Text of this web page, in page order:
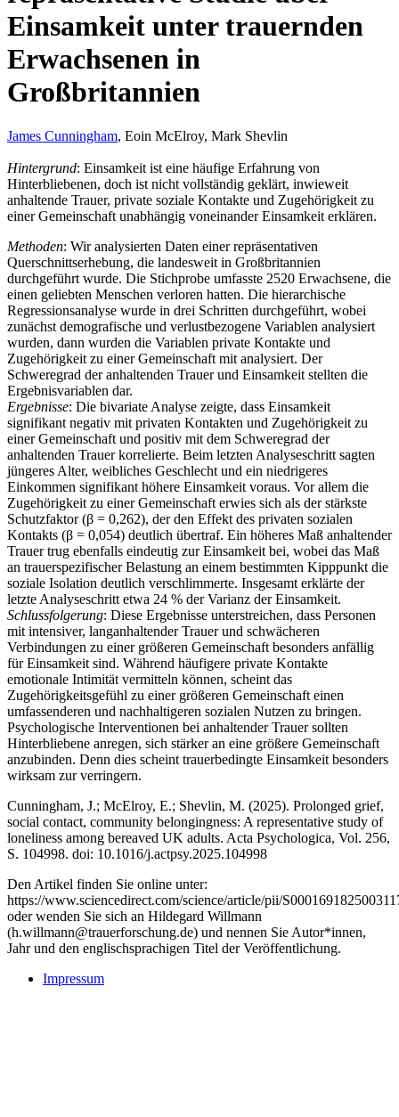
Einsamkeit unter trauernden
Erwachsenen in
Großbritannien
James Cunningham, Eoin McElroy, Mark Shevlin
Hintergrund: Einsamkeit ist eine häufige Erfahrung von
Hinterbliebenen, doch ist nicht vollständig geklärt, inwieweit
anhaltende Trauer, private soziale Kontakte und Zugehörigkeit zu
einer Gemeinschaft unabhängig voneinander Einsamkeit erklären.
Methoden: Wir analysierten Daten einer repräsentativen
Querschnittserhebung, die landesweit in Großbritannien
durchgeführt wurde. Die Stichprobe umfasste 2520 Erwachsene, die
einen geliebten Menschen verloren hatten. Die hierarchische
Regressionsanalyse wurde in drei Schritten durchgeführt, wobei
zunächst demografische und verlustbezogene Variablen analysiert
wurden, dann wurden die Variablen private Kontakte und
Zugehörigkeit zu einer Gemeinschaft mit analysiert. Der
Schweregrad der anhaltenden Trauer und Einsamkeit stellten die
Ergebnisvariablen dar.
Ergebnisse: Die bivariate Analyse zeigte, dass Einsamkeit
signifikant negativ mit privaten Kontakten und Zugehörigkeit zu
einer Gemeinschaft und positiv mit dem Schweregrad der
anhaltenden Trauer korrelierte. Beim letzten Analyseschritt sagten
jüngeres Alter, weibliches Geschlecht und ein niedrigeres
Einkommen signifikant höhere Einsamkeit voraus. Vor allem die
Zugehörigkeit zu einer Gemeinschaft erwies sich als der stärkste
Schutzfaktor (β = 0,262), der den Effekt des privaten sozialen
Kontakts (β = 0,054) deutlich übertraf. Ein höheres Maß anhaltender
Trauer trug ebenfalls eindeutig zur Einsamkeit bei, wobei das Maß
an trauerspezifischer Belastung an einem bestimmten Kipppunkt die
soziale Isolation deutlich verschlimmerte. Insgesamt erklärte der
letzte Analyseschritt etwa 24 % der Varianz der Einsamkeit.
Schlussfolgerung: Diese Ergebnisse unterstreichen, dass Personen
mit intensiver, langanhaltender Trauer und schwächeren
Verbindungen zu einer größeren Gemeinschaft besonders anfällig
für Einsamkeit sind. Während häufigere private Kontakte
emotionale Intimität vermitteln können, scheint das
Zugehörigkeitsgefühl zu einer größeren Gemeinschaft einen
umfassenderen und nachhaltigeren sozialen Nutzen zu bringen.
Psychologische Interventionen bei anhaltender Trauer sollten
Hinterbliebene anregen, sich stärker an eine größere Gemeinschaft
anzubinden. Denn dies scheint trauerbedingte Einsamkeit besonders
wirksam zur verringern.
Cunningham, J.; McElroy, E.; Shevlin, M. (2025). Prolonged grief,
social contact, community belongingness: A representative study of
loneliness among bereaved UK adults. Acta Psychologica, Vol. 256,
S. 104998. doi: 10.1016/j.actpsy.2025.104998
Den Artikel finden Sie online unter:
https://www.sciencedirect.com/science/article/pii/
oder wenden Sie sich an Hildegard Willmann
(h.willmann@trauerforschung.de) und nennen Sie Autor*innen,
Jahr und den englischsprachigen Titel der Veröffentlichung.
Impressum